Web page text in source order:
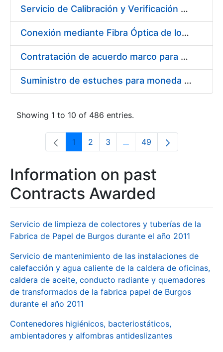
Servicio de Calibración y Verificación Externa de los Equipos de Medición del Servicio de Prevención de la FNMT-RCM
Conexión mediante Fibra Óptica de los Centros de Proceso de Datos (CPDs) de las sedes de la FNMT-RCM de Burgos y Madrid
Contratación de acuerdo marco para el Suministro de Material de Electricidad para la Fábrica Nacional de Moneda y Timbre-Real Casa de la Moneda en su centro de trabajo de Burgos
Suministro de estuches para moneda de 30 €
Showing 1 to 10 of 486 entries.
Page
1 Page
2 Page
3 ...Intermediate Pages Use
Page
49
Information on past
Contracts Awarded
Servicio de limpieza de colectores y tuberías de la
Fabrica de Papel de Burgos durante el año 2011
Servicio de mantenimiento de las instalaciones de
calefacción y agua caliente de la caldera de oficinas,
caldera de aceite, conducto radiante y quemadores
de transformados de la fabrica papel de Burgos
durante el año 2011
Contenedores higiénicos, bacteriostáticos,
ambientadores y alfombras antideslizantes